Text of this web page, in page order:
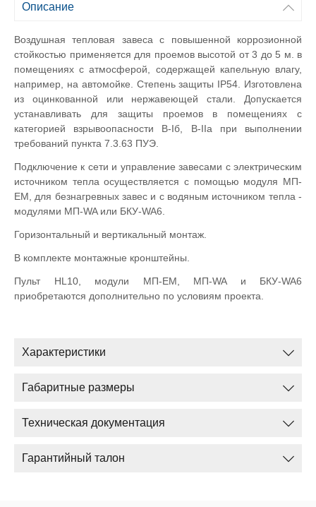
Описание
Воздушная тепловая завеса с повышенной коррозионной
стойкостью применяется для проемов высотой от 3 до 5 м. в
помещениях с атмосферой, содержащей капельную влагу,
например, на автомойке. Степень защиты IP54. Изготовлена
из оцинкованной или нержавеющей стали. Допускается
устанавливать для защиты проемов в помещениях с
категорией взрывоопасности B-Iб, B-IIа при выполнении
требований пункта 7.3.63 ПУЭ.
Подключение к сети и управление завесами с электрическим
источником тепла осуществляется с помощью модуля МП-
ЕМ, для безнагревных завес и с водяным источником тепла -
модулями МП-WA или БКУ-WA6.
Горизонтальный и вертикальный монтаж.
В комплекте монтажные кронштейны.
Пульт HL10, модули МП-EM, MП-WA и БКУ-WA6
приобретаются дополнительно по условиям проекта.
Характеристики
Габаритные размеры
Техническая документация
Гарантийный талон